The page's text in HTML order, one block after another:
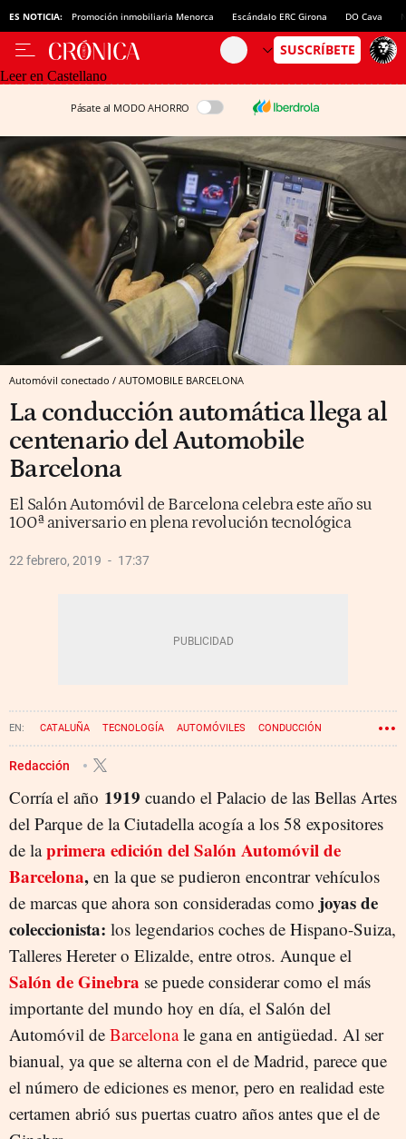
ES NOTICIA: Promoción inmobiliaria Menorca Escándalo ERC Girona DO Cava
Leer en Castellano
Pásate al MODO AHORRO
Automóvil conectado / AUTOMOBILE BARCELONA
La conducción automática llega al
centenario del Automobile
Barcelona
El Salón Automóvil de Barcelona celebra este año su
100ª aniversario en plena revolución tecnológica
22 febrero, 2019 17:37
CATALUÑA TECNOLOGÍA AUTOMÓVILES CONDUCCIÓN
SALÓN DEL AUTOMÓVIL DE BARCELONA
Redacción
Corría el año 1919 cuando el Palacio de las Bellas Artes
del Parque de la Ciutadella acogía a los 58 expositores
de laprimera edición del Salón Automóvil de
Barcelona, en la que se pudieron encontrar vehículos
de marcas que ahora son consideradas como joyas de
coleccionista: los legendarios coches de Hispano-Suiza,
Talleres Hereter o Elizalde, entre otros. Aunque el
Salón de Ginebra se puede considerar como el más
importante del mundo hoy en día, el Salón del
Automóvil de Barcelonale gana en antigüedad. Al ser
bianual, ya que se alterna con el de Madrid, parece que
el número de ediciones es menor, pero en realidad este
certamen abrió sus puertas cuatro años antes que el de